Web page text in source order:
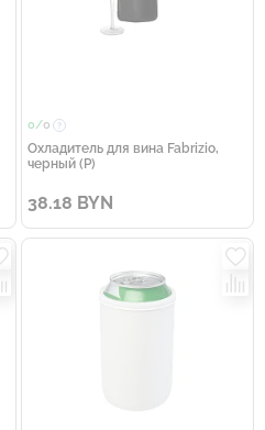
0/0
Охладитель для вина Fabrizio,
черный (Р)
38.18 BYN